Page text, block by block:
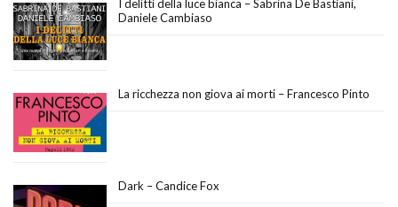
I delitti della luce bianca – Sabrina De Bastiani,
Daniele Cambiaso
La ricchezza non giova ai morti – Francesco Pinto
Dark – Candice Fox